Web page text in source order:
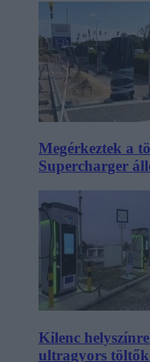
Megérkeztek a
Supercharger
Kilenc
ultragyors